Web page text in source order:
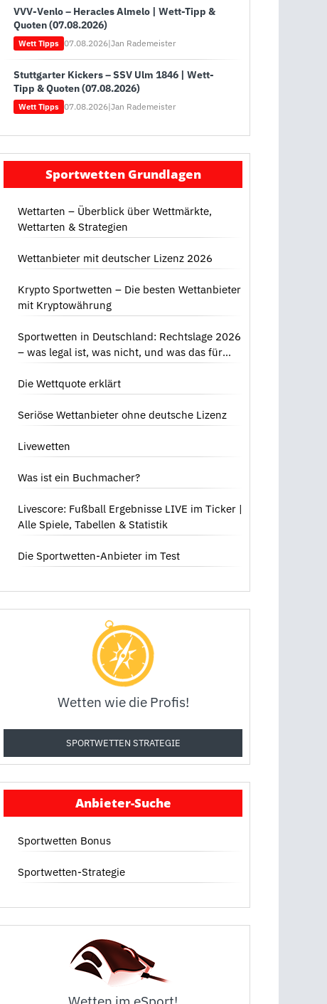
VVV-Venlo – Heracles Almelo | Wett-Tipp &
Quoten (07.08.2026)
Wett Tipps 07.08.2026|Jan Rademeister
Stuttgarter Kickers – SSV Ulm 1846 | Wett-
Tipp & Quoten (07.08.2026)
Wett Tipps 07.08.2026|Jan Rademeister
Sportwetten Grundlagen
Wettarten – Überblick über Wettmärkte,
Wettarten & Strategien
Wettanbieter mit deutscher Lizenz 2026
Krypto Sportwetten – Die besten Wettanbieter
mit Kryptowährung
Sportwetten in Deutschland: Rechtslage 2026
– was legal ist, was nicht, und was das für
Die Wettquote erklärt
Seriöse Wettanbieter ohne deutsche Lizenz
Livewetten
Was ist ein Buchmacher?
Livescore: Fußball Ergebnisse LIVE im Ticker |
Alle Spiele, Tabellen & Statistik
Die Sportwetten-Anbieter im Test
Wetten wie die Profis!
SPORTWETTEN STRATEGIE
Anbieter-Suche
Sportwetten Bonus
Sportwetten-Strategie